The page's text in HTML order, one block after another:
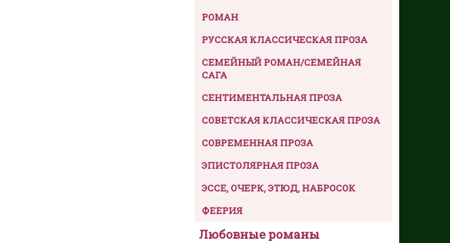
РОМАН
РУССКАЯ КЛАССИЧЕСКАЯ ПРОЗА
СЕМЕЙНЫЙ РОМАН/СЕМЕЙНАЯ
САГА
СЕНТИМЕНТАЛЬНАЯ ПРОЗА
СОВЕТСКАЯ КЛАССИЧЕСКАЯ ПРОЗА
СОВРЕМЕННАЯ ПРОЗА
ЭПИСТОЛЯРНАЯ ПРОЗА
ЭССЕ, ОЧЕРК, ЭТЮД, НАБРОСОК
ФЕЕРИЯ
Любовные романы